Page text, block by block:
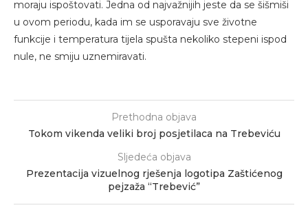
moraju ispoštovati. Jedna od najvažnijih jeste da se šišmiši
u ovom periodu, kada im se usporavaju sve životne
funkcije i temperatura tijela spušta nekoliko stepeni ispod
nule, ne smiju uznemiravati.
Prethodna objava
Tokom vikenda veliki broj posjetilaca na Trebeviću
Sljedeća objava
Prezentacija vizuelnog rješenja logotipa Zaštićenog
pejzaža “Trebević”